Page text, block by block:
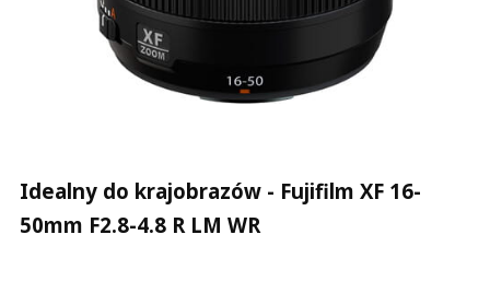
Idealny do krajobrazów - Fujifilm XF 16-
50mm F2.8-4.8 R LM WR